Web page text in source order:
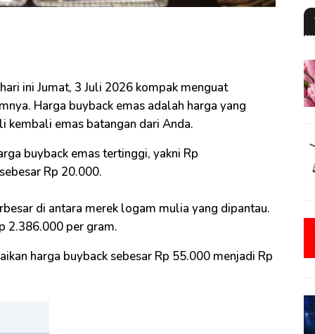
ini Jumat, 3 Juli 2026 kompak menguat
Harga buyback emas adalah harga yang
kembali emas batangan dari Anda.
buyback emas tertinggi, yakni Rp
Rp 20.000.
di antara merek logam mulia yang dipantau.
2.386.000 per gram.
harga buyback sebesar Rp 55.000 menjadi Rp